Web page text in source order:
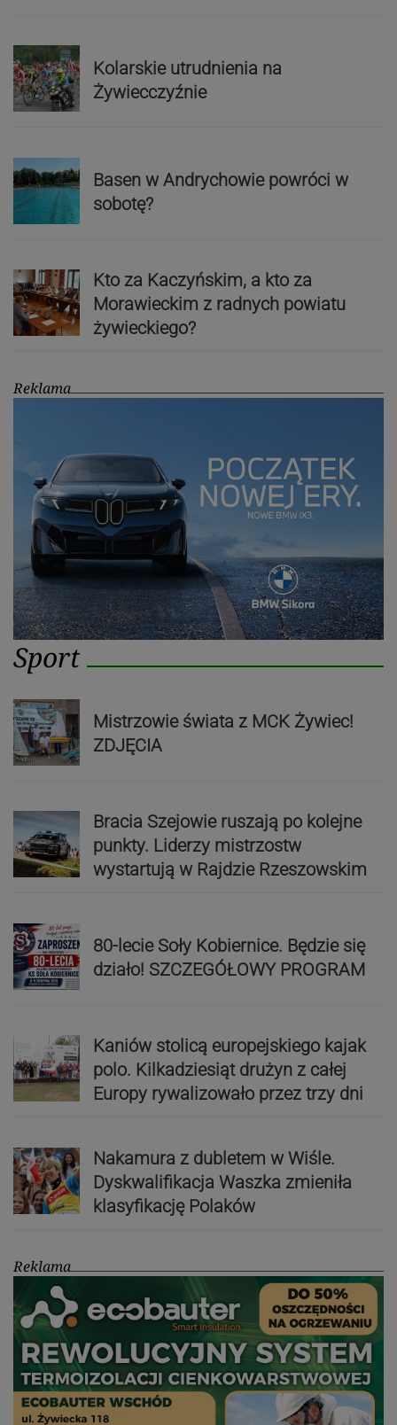
Kolarskie utrudnienia na
Żywiecczyźnie
Basen w Andrychowie powróci w
sobotę?
Kto za Kaczyńskim, a kto za
Morawieckim z radnych powiatu
żywieckiego?
Reklama
Sport
Mistrzowie świata z MCK Żywiec!
ZDJĘCIA
Bracia Szejowie ruszają po kolejne
punkty. Liderzy mistrzostw
wystartują w Rajdzie Rzeszowskim
80-lecie Soły Kobiernice. Będzie się
działo! SZCZEGÓŁOWY PROGRAM
Kaniów stolicą europejskiego kajak
polo. Kilkadziesiąt drużyn z całej
Europy rywalizowało przez trzy dni
Nakamura z dubletem w Wiśle.
Dyskwalifikacja Waszka zmieniła
klasyfikację Polaków
Reklama